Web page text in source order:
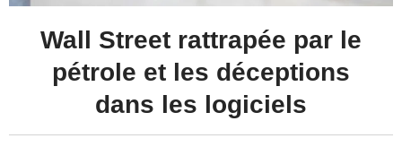
Wall Street rattrapée par le
pétrole et les déceptions
dans les logiciels